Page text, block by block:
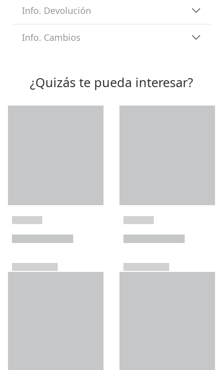
Info. Devolución
Info. Cambios
¿Quizás te pueda interesar?